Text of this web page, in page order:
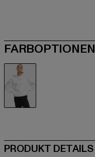
FARBOPTIONEN
PRODUKT DETAILS